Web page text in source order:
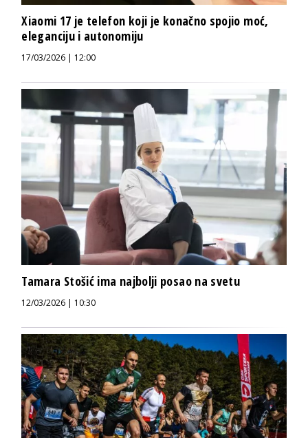
Xiaomi 17 je telefon koji je konačno spojio moć,
eleganciju i autonomiju
17/03/2026 | 12:00
Tamara Stošić ima najbolji posao na svetu
12/03/2026 | 10:30